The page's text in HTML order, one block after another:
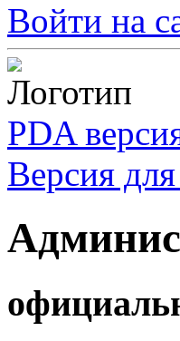
Войти на
PDA
Версия